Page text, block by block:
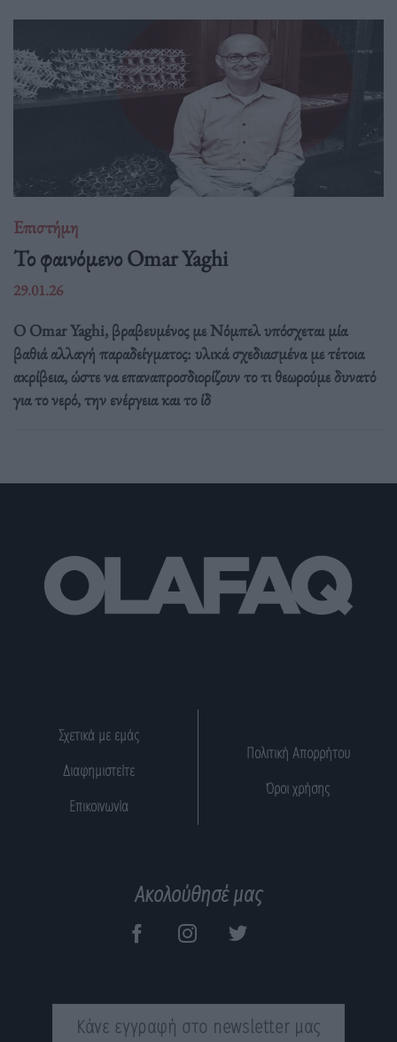
Επιστήμη
Το φαινόμενο Omar Yaghi
29.01.26
Ο Omar Yaghi, βραβευμένος με Νόμπελ υπόσχεται μία
βαθιά αλλαγή παραδείγματος: υλικά σχεδιασμένα με τέτοια
ακρίβεια, ώστε να επαναπροσδιορίζουν το τι θεωρούμε δυνατό
για το νερό, την ενέργεια και το ίδ
Σχετικά με εμάς
Διαφημιστείτε
Επικοινωνία
Πολιτική Απορρήτου
Όροι χρήσης
Ακολούθησέ μας
Κάνε εγγραφή στο newsletter μας